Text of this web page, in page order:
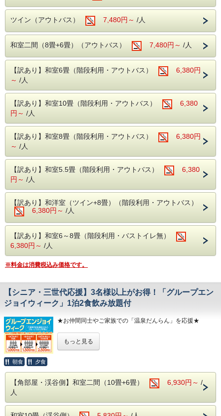
違った2種類の源泉を大浴場・露天風呂にてご堪能いただけ
ます。
・本館大浴場
【営業時間】5:00～10:00/14:00～23:00
・別館大浴場
【営業時間】 5:00～10:00/15:00～23:00
・別館野天風呂・内湯
【営業時間】男性 15:00～23:00／女性 5:00～10:00
〇自然に抱かれた山楽荘の露天風呂〇
秋は紅葉を冬は雪見をしながらの入浴にも風情があります。
■館内設備■
・卓球
無料でご利用いただける娯楽施設が盛りだくさん。
■周辺観光案内■
ホテルから片品渓谷が一望！
老神温泉名物朝市は、4月20日から11月20日まで毎朝6時よ
沼田インター近くの原田農園では一年中果物狩りを家族で・
カップルで
お楽しみ頂けます。
春の尾瀬は水芭蕉・夏にはニッコウキスゲ等数百種の植物が
群生しております。
紅葉の見所はには【吹割りの滝】や【尾瀬】がおススメ！
吹割りの滝は当館よりお車で約7分
等が必要りは乗り合いバス等が必要）
≪アクセス≫
https://www.itoenhotel.com/sanraku/access/
≪山楽荘 周辺観光≫
≪デジタルホテルガイド≫
-----------------------------------------
〓〓〓〓〓〓〓〓〓〓〓〓〓〓〓〓〓
伊東園ホテルズは地元・群馬県を応援しま
す！！
たまにはオトクな料金で、ゆったり温泉でお
期間限定のプランです,
※群馬県にお住まいの方限定のプランとなり
ます。
チェックイン時に代表者の方は免許証や保
険証などご住所が
証明できるものをご提示ください。
方がいらっしゃらない場合、
通常のバイキングプランの料金となります
■お食事■
（生ビール・日本酒・サワー・焼酎など）も
【飲み放題】
・ご朝食は、和洋バイキング!
季節の食材を使った色とりどりのお料理を
お好きなだけお召し上がりください。
老神伝説残る歴史ある名湯!
本館(弱アルカリ性単純泉)・別館(単純温泉)
違った2種類の源泉を大浴場・露天風呂にて
ツイン（アウトバス） 7,480円～ /人
和室二間（8畳+6畳）（アウトバス） 7,480円～ /人
【訳あり】和室6畳（階段利用・アウトバス）
6,380円
～ /人
【訳あり】和室10畳（階段利用・アウトバス）
6,380
円～ /人
【訳あり】和室8畳（階段利用・アウトバス）
6,380円
～ /人
【訳あり】和室5.5畳（階段利用・アウトバス）
6,380
円～ /人
【訳あり】和洋室（ツイン+8畳）（階段利用・アウトバス）
6,380円～ /人
【訳あり】和室6～8畳（階段利用・バストイレ無）
6,380円～ /人
※料金は消費税込み価格です。
【シニア・三世代応援】3名様以上がお得！「グループエン
ジョイウィーク」1泊2食飲み放題付
★お仲間同士やご家族での「温泉だんらん」を応援★
「三世代そろって賑やかに旅を楽しみたい」
そんなお客様へ、3名様以上でのご宿泊がとってもおトクに
ひと部屋あたりのご人数が増えれば増えるほど、お一人様あ
たりの宿泊料金がお安くなります。広めのお部屋でゆったり
い。
もっと見る
朝食 夕食
【角部屋・渓谷側】和室二間（10畳+6畳） 6,930円～ /
人